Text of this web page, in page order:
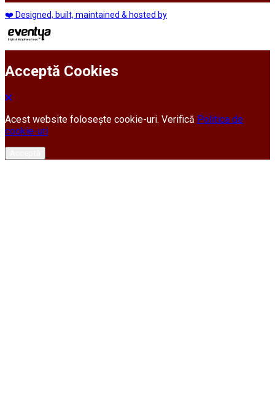
❤️ Designed, built, maintained & hosted by
Acceptă Cookies
Acest website folosește cookie-uri. Verifică Politica de
cookie-uri